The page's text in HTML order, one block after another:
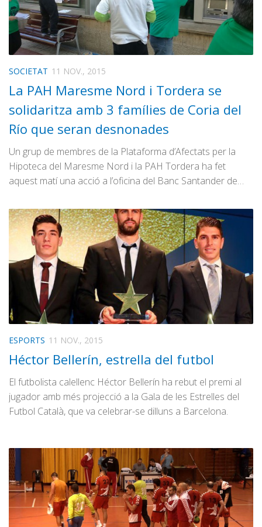
SOCIETAT 11 NOV., 2015
La PAH Maresme Nord i Tordera se
solidaritza amb 3 famílies de Coria del
Río que seran desnonades
Un grup de membres de la Plataforma d’Afectats per la
Hipoteca del Maresme Nord i la PAH Tordera ha fet
aquest matí una acció a l’oficina del Banc Santander de…
ESPORTS 11 NOV., 2015
Héctor Bellerín, estrella del futbol
El futbolista calellenc Héctor Bellerín ha rebut el premi al
jugador amb més projecció a la Gala de les Estrelles del
Futbol Català, que va celebrar-se dilluns a Barcelona.